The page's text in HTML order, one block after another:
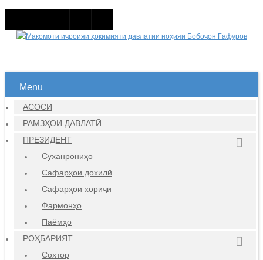
Menu
АСОСӢ
РАМЗҲОИ ДАВЛАТӢ
ПРЕЗИДЕНТ
Суханрониҳо
Сафарҳои дохилӣ
Сафарҳои хориҷӣ
Фармонҳо
Паёмҳо
РОҲБАРИЯТ
Сохтор